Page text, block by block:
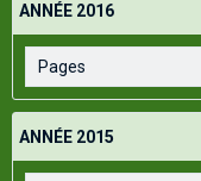
ANNÉE 2016
ANNÉE 2015